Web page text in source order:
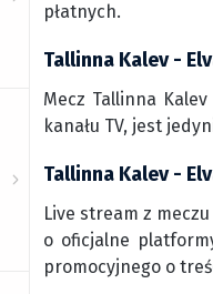
płatnych.
Tallinna Kalev -
Mecz Tallinna
kanału TV, jest
Tallinna Kalev -
Live stream z
o oficjalne
promocyjnego o